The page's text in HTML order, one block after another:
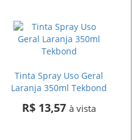
Tinta Spray Uso Geral
Laranja 350ml Tekbond
R$ 13,57 à vista